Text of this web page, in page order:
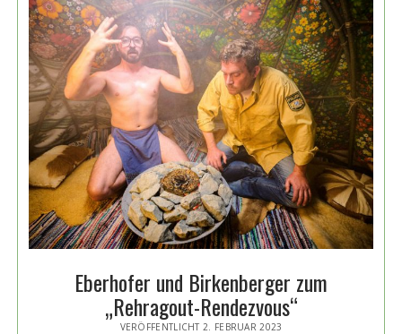
Eberhofer und Birkenberger zum
„Rehragout-Rendezvous“
VERÖFFENTLICHT 2. FEBRUAR 2023